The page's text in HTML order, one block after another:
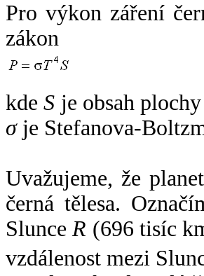
Pro výkon záření
zákon
kdeS je obsah
σje Stefanova-
Uvažujeme, že
černá tělesa.
SlunceR (696 tisíc
vzdálenost mezi